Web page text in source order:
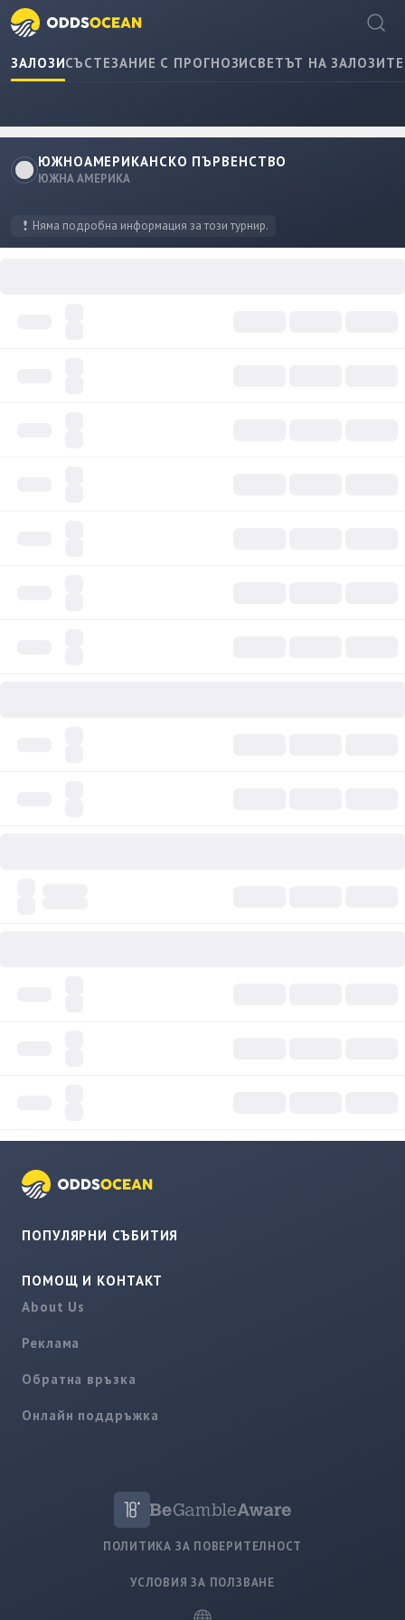
ЗАЛОЗИСЪСТЕЗАНИЕ С ПРОГНОЗИСВЕТЪТ НА ЗАЛОЗИТЕ
ЮЖНОАМЕРИКАНСКО ПЪРВЕНСТВО
ЮЖНА АМЕРИКА
Няма подробна информация за този турнир.
ПОПУЛЯРНИ СЪБИТИЯ
ПОМОЩ И КОНТАКТ
About Us
Реклама
Обратна връзка
Онлайн поддръжка
ПОЛИТИКА ЗА ПОВЕРИТЕЛНОСТ
УСЛОВИЯ ЗА ПОЛЗВАНЕ